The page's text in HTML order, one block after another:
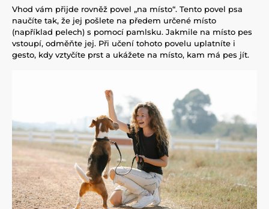
Vhod vám přijde rovněž povel „na místo“. Tento povel psa
naučíte tak, že jej pošlete na předem určené místo
(například pelech) s pomocí pamlsku. Jakmile na místo pes
vstoupí, odměňte jej. Při učení tohoto povelu uplatníte i
gesto, kdy vztyčíte prst a ukážete na místo, kam má pes jít.